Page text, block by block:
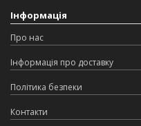
Інформація
Про нас
Інформація про доставку
Політика безпеки
Контакти